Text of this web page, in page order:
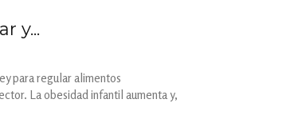
y...
para regular alimentos
La obesidad infantil aumenta y,